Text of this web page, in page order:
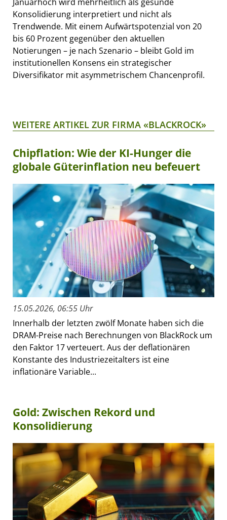
Konsolidierung interpretiert und nicht als
Trendwende. Mit einem Aufwärtspotenzial von 20
bis 60 Prozent gegenüber den aktuellen
Notierungen – je nach Szenario – bleibt Gold im
institutionellen Konsens ein strategischer
Diversifikator mit asymmetrischem Chancenprofil.
WEITERE ARTIKEL ZUR FIRMA «BLACKROCK»
Chipflation: Wie der KI-Hunger die
globale Güterinflation neu befeuert
15.05.2026, 06:55 Uhr
Innerhalb der letzten zwölf Monate haben sich die
DRAM-Preise nach Berechnungen von BlackRock um
den Faktor 17 verteuert. Aus der deflationären
Konstante des Industriezeitalters ist eine
inflationäre Variable...
Gold: Zwischen Rekord und
Konsolidierung